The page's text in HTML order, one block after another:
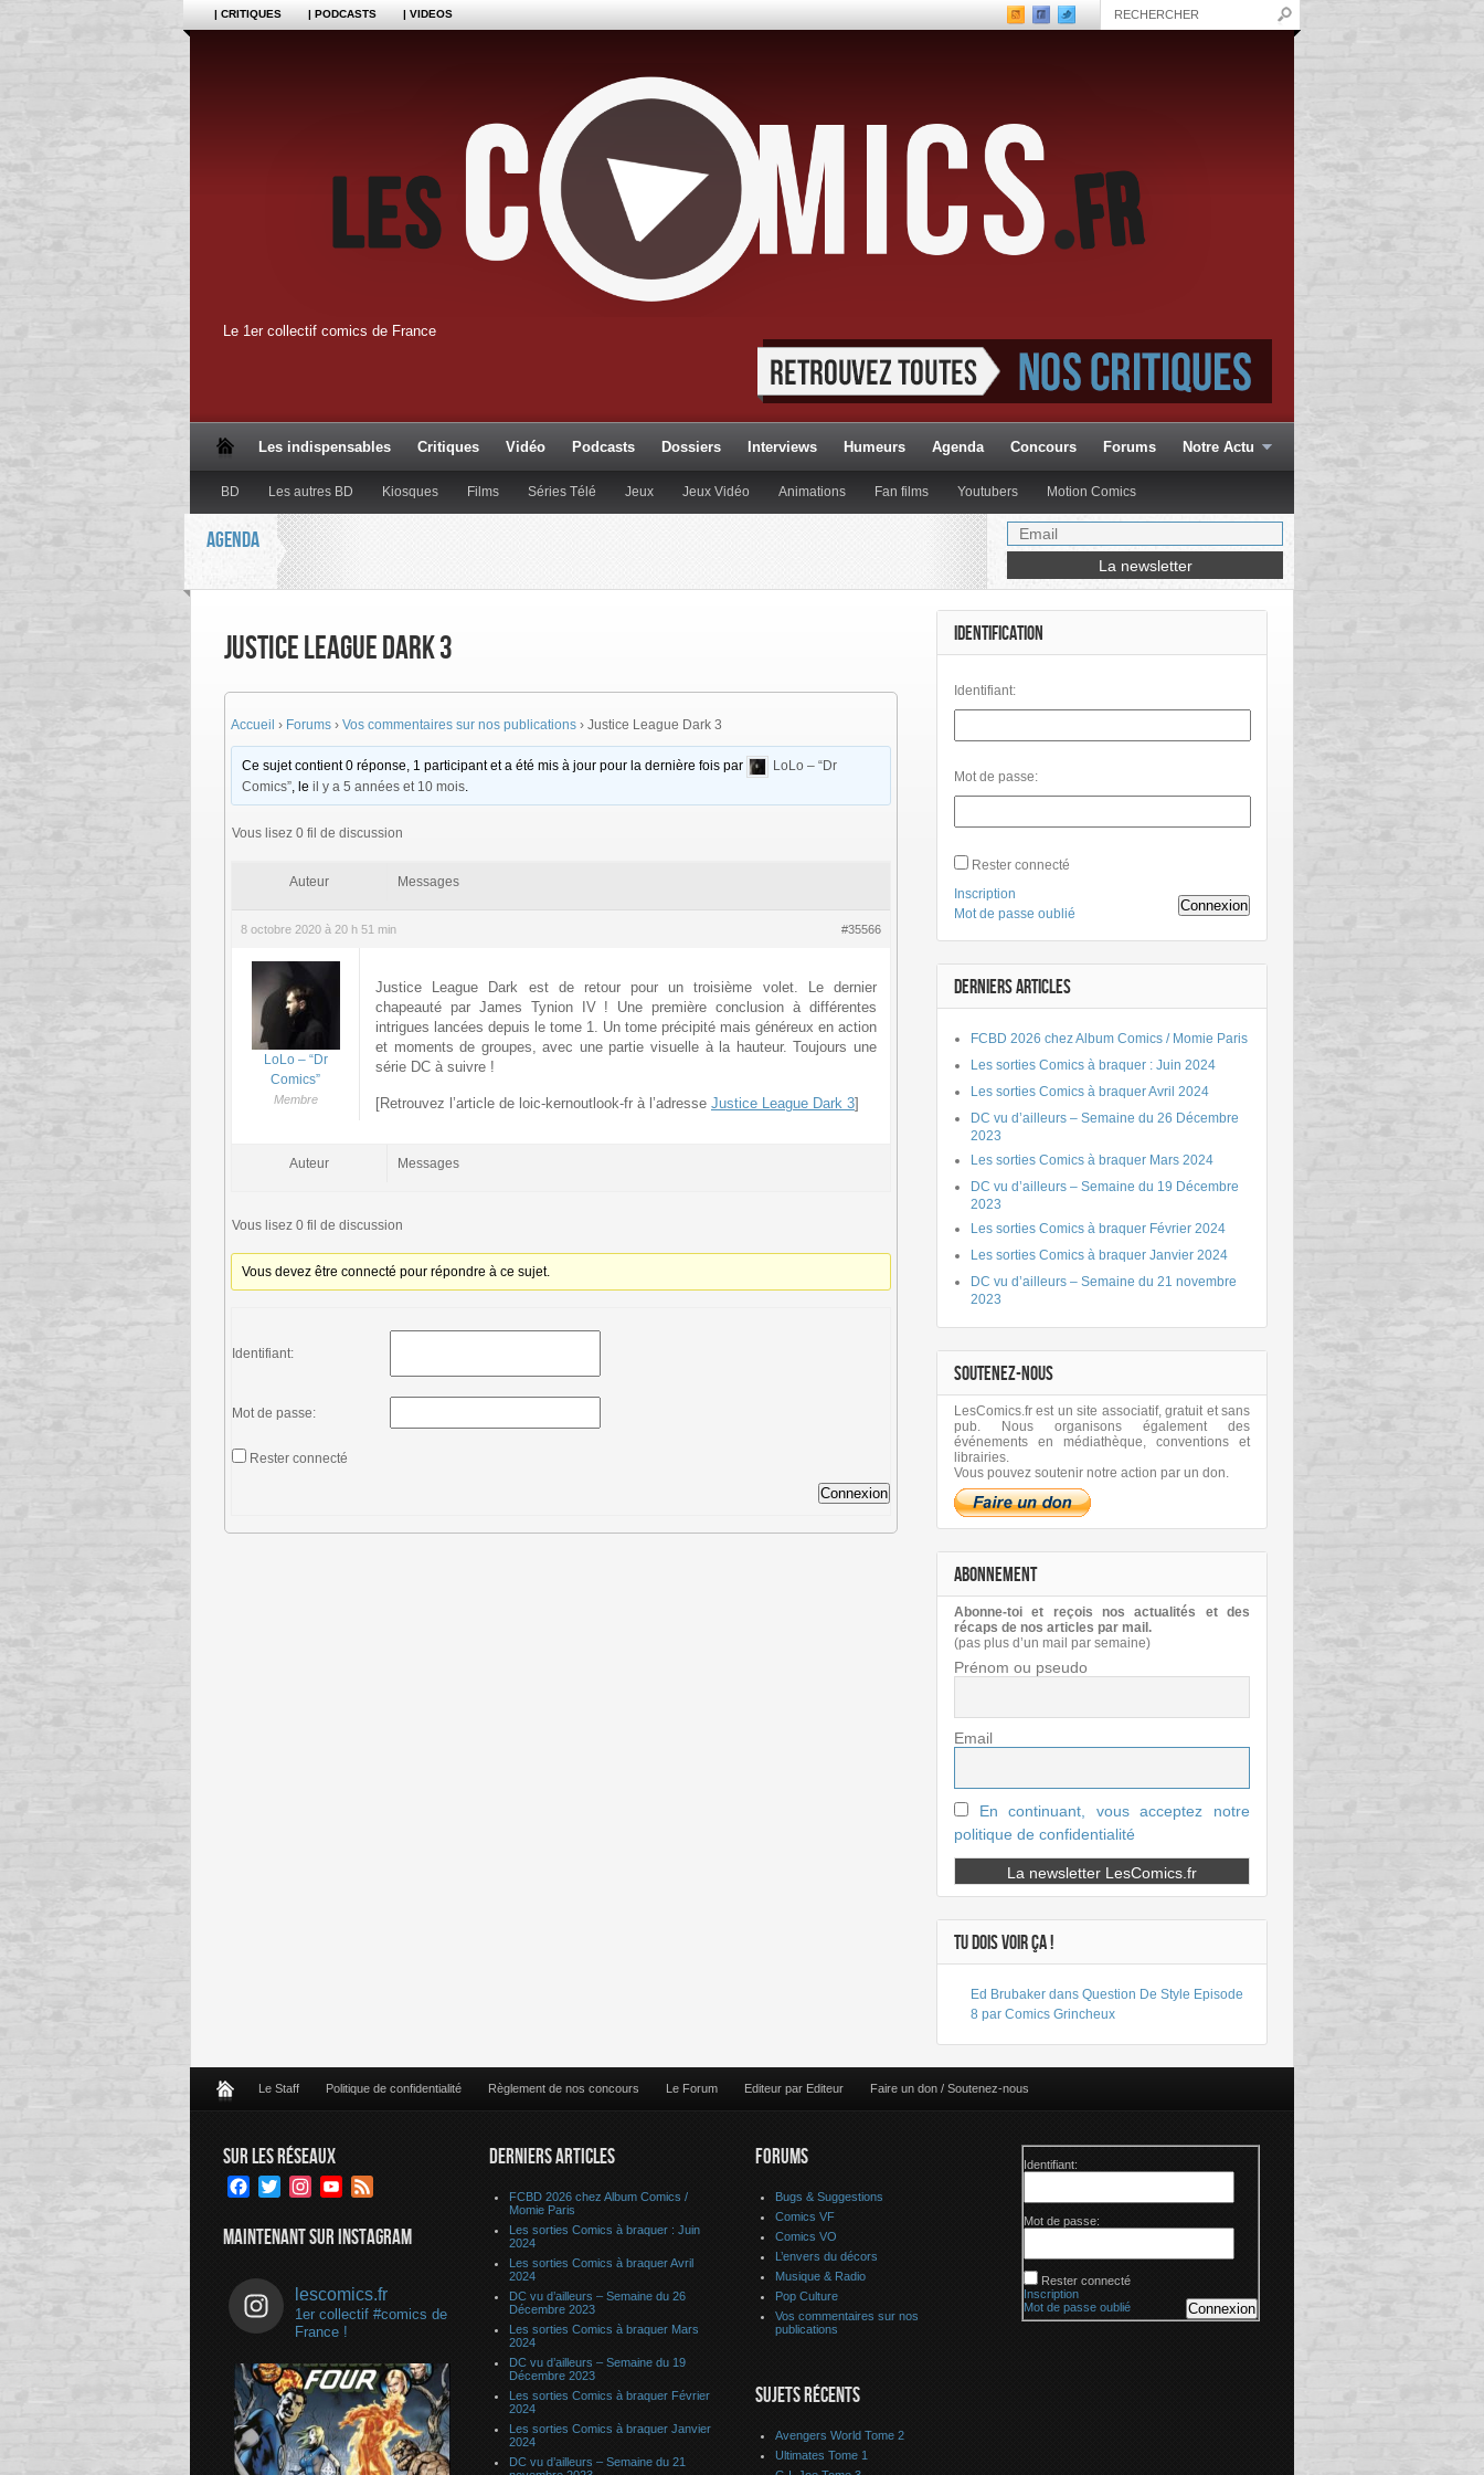
| CRITIQUES | PODCASTS | VIDEOS
Le 1er collectif comics de France
Les indispensables Critiques Vidéo Podcasts Dossiers Interviews Humeurs Agenda Concours Forums Notre Actu
BD Les autres BD Kiosques Films Séries Télé Jeux Jeux Vidéo Animations Fan films Youtubers Motion Comics
AGENDA
Justice League Dark 3
Accueil › Forums › Vos commentaires sur nos publications › Justice League Dark 3
Ce sujet contient 0 réponse, 1 participant et a été mis à jour pour la dernière fois par
LoLo – “Dr
Comics”, leil y a 5 années et 10 mois.
Vous lisez 0 fil de discussion
Auteur Messages
8 octobre 2020 à 20 h 51 min #35566
LoLo – “Dr
Comics”
Membre
Justice League Dark est de retour pour un troisième volet. Le dernier
chapeauté par James Tynion IV ! Une première conclusion à différentes
intrigues lancées depuis le tome 1. Un tome précipité mais généreux en action
et moments de groupes, avec une partie visuelle à la hauteur. Toujours une
série DC à suivre !
[Retrouvez l’article de loic-kernoutlook-fr à l’adresse Justice League Dark 3]
Auteur Messages
Vous lisez 0 fil de discussion
Vous devez être connecté pour répondre à ce sujet.
Identifiant:
Mot de passe:
Rester connecté
Connexion
IDENTIFICATION
Identifiant:
Mot de passe:
Rester connecté
Connexion
Inscription
Mot de passe oublié
DERNIERS ARTICLES
FCBD 2026 chez Album Comics / Momie Paris
Les sorties Comics à braquer : Juin 2024
Les sorties Comics à braquer Avril 2024
DC vu d’ailleurs – Semaine du 26 Décembre
2023
Les sorties Comics à braquer Mars 2024
DC vu d’ailleurs – Semaine du 19 Décembre
2023
Les sorties Comics à braquer Février 2024
Les sorties Comics à braquer Janvier 2024
DC vu d’ailleurs – Semaine du 21 novembre
2023
SOUTENEZ-NOUS
LesComics.fr est un site associatif, gratuit et sans
pub. Nous organisons également des
événements en médiathèque, conventions et
librairies.
Vous pouvez soutenir notre action par un don.
ABONNEMENT
Abonne-toi et reçois nos actualités et des
récaps de nos articles par mail.
(pas plus d’un mail par semaine)
Prénom ou pseudo
Email
En continuant, vous acceptez notre
politique de confidentialité
TU DOIS VOIR ÇA !
Ed Brubaker dans Question De Style Episode
8 par Comics Grincheux
Le Staff Politique de confidentialité Règlement de nos concours Le Forum Editeur par Editeur Faire un don / Soutenez-nous
SUR LES RÉSEAUX
Facebook
TwitterInstagramYouTube
MAINTENANT SUR INSTAGRAM
lescomics.fr
1er collectif #comics de
France !
DERNIERS ARTICLES
FCBD 2026 chez Album Comics /
Momie Paris
Les sorties Comics à braquer : Juin
2024
Les sorties Comics à braquer Avril
2024
DC vu d’ailleurs – Semaine du 26
Décembre 2023
Les sorties Comics à braquer Mars
2024
DC vu d’ailleurs – Semaine du 19
Décembre 2023
Les sorties Comics à braquer Février
2024
Les sorties Comics à braquer Janvier
2024
DC vu d’ailleurs – Semaine du 21
FORUMS
Bugs & Suggestions
Comics VF
Comics VO
L’envers du décors
Musique & Radio
Pop Culture
Vos commentaires sur nos
publications
SUJETS RÉCENTS
Avengers World Tome 2
Ultimates Tome 1
Identifiant:
Mot de passe:
Rester connecté
Connexion
Inscription
Mot de passe oublié